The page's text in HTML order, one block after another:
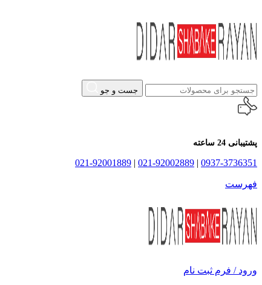
جست و جو
پشتیبانی 24 ساعته
0937-3736351
|
021-92002889
|
021-92001889
فهرست
ورود / فرم ثبت نام